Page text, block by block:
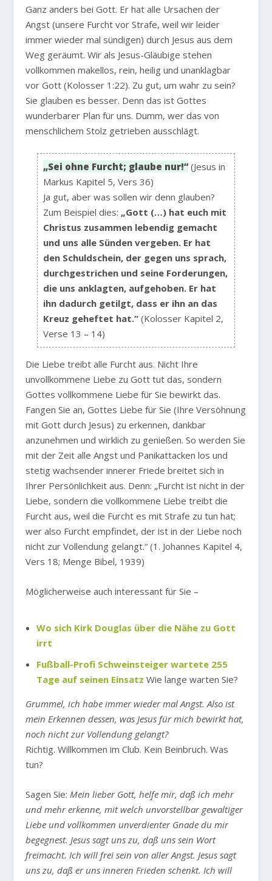
Ganz anders bei Gott. Er hat alle Ursachen der
Angst (unsere Furcht vor Strafe, weil wir leider
immer wieder mal sündigen) durch Jesus aus dem
Weg geräumt. Wir als Jesus-Gläubige stehen
vollkommen makellos, rein, heilig und unanklagbar
vor Gott (Kolosser 1:22). Zu gut, um wahr zu sein?
Sie glauben es besser. Denn das ist Gottes
wunderbarer Plan für uns. Dumm, wer das von
menschlichem Stolz getrieben ausschlägt.
„Sei ohne Furcht; glaube nur!“ (Jesus in
Markus Kapitel 5, Vers 36)
Ja gut, aber was sollen wir denn glauben?
Zum Beispiel dies: „Gott (…) hat euch mit
Christus zusammen lebendig gemacht
und uns alle Sünden vergeben. Er hat
den Schuldschein, der gegen uns sprach,
durchgestrichen und seine Forderungen,
die uns anklagten, aufgehoben. Er hat
ihn dadurch getilgt, dass er ihn an das
Kreuz geheftet hat.“ (Kolosser Kapitel 2,
Verse 13 – 14)
Die Liebe treibt alle Furcht aus. Nicht Ihre
unvollkommene Liebe zu Gott tut das, sondern
Gottes vollkommene Liebe für Sie bewirkt das.
Fangen Sie an, Gottes Liebe für Sie (Ihre Versöhnung
mit Gott durch Jesus) zu erkennen, dankbar
anzunehmen und wirklich zu genießen. So werden Sie
mit der Zeit alle Angst und Panikattacken los und
stetig wachsender innerer Friede breitet sich in
Ihrer Persönlichkeit aus. Denn: „Furcht ist nicht in der
Liebe, sondern die vollkommene Liebe treibt die
Furcht aus, weil die Furcht es mit Strafe zu tun hat;
wer also Furcht empfindet, der ist in der Liebe noch
nicht zur Vollendung gelangt.“ (1. Johannes Kapitel 4,
Vers 18; Menge Bibel, 1939)
Möglicherweise auch interessant für Sie –
Wo sich Kirk Douglas über die Nähe zu Gott
irrt
Fußball-Profi Schweinsteiger wartete 255
Tage auf seinen Einsatz Wie lange warten Sie?
Grummel, ich habe immer wieder mal Angst. Also ist
mein Erkennen dessen, was Jesus für mich bewirkt hat,
noch nicht zur Vollendung gelangt?
Richtig. Willkommen im Club. Kein Beinbruch. Was
tun?
Sagen Sie:Mein lieber Gott, helfe mir, daß ich mehr
und mehr erkenne, mit welch unvorstellbar gewaltiger
Liebe und vollkommen unverdienter Gnade du mir
begegnest. Jesus sagt uns zu, daß uns sein Wort
freimacht. Ich will frei sein von aller Angst. Jesus sagt
uns zu, daß er uns inneren Frieden schenkt. Ich will